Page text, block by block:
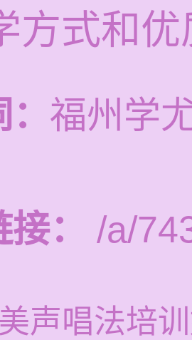
方式和
福州学
：
/a/
声唱法培